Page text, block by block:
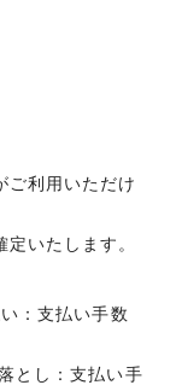
ご利用いただけ
いたします。
：支払い手数
とし：支払い手